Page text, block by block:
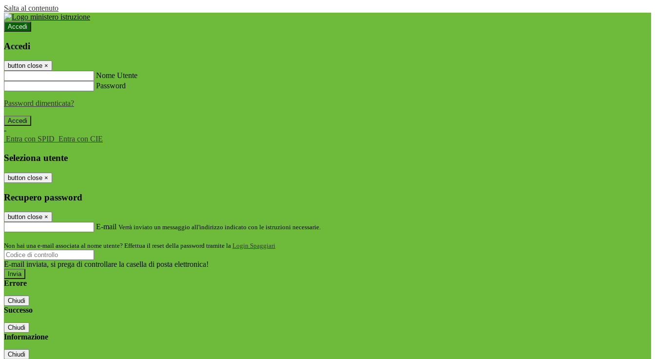
Salta al contenuto
Accedi
Accedi
button close ×
Nome Utente
Password
Password dimenticata?
-
Entra con SPID Entra con CIE
Seleziona utente
button close ×
Recupero password
button close ×
E-mail Verrà inviato un messaggio all'indirizzo indicato con le istruzioni necessarie.
Non hai una e-mail associata al nome utente? Effettua il reset della password tramite la Login Spaggiari
E-mail inviata, si prega di controllare la casella di posta elettronica!
Errore
Chiudi
Successo
Chiudi
Informazione
Chiudi